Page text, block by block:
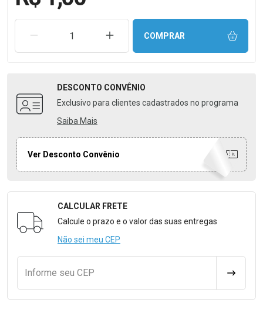
REMOVER UMA UNIDADEAUMENTAR UMA UNIDADE
COMPRAR
DESCONTO CONVÊNIO
Exclusivo para clientes cadastrados no programa
Saiba Mais
Ver Desconto Convênio
Formulário para Calcular o Frete
CALCULAR FRETE
Calcule o prazo e o valor das suas entregas
Não sei meu CEP
Informe seu CEP